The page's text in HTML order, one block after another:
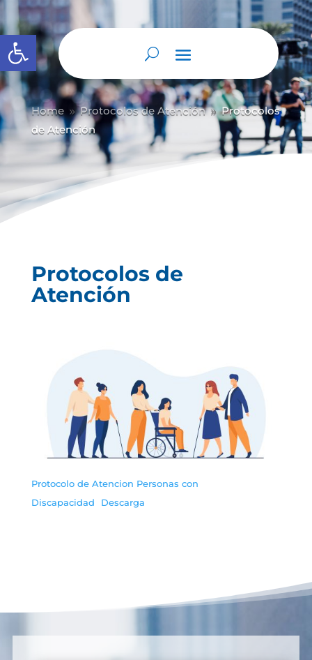
Abrir barra de herramientas
Home 9 Protocolos de Atención 9 Protocolos
de Atención
Protocolos de
Atención
Protocolo de Atencion Personas con
Discapacidad
Descarga